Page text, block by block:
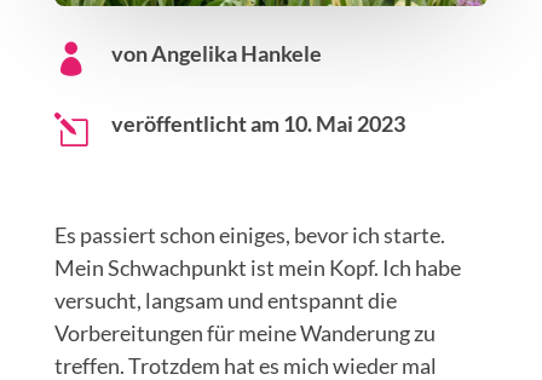
 von Angelika Hankele
l veröffentlicht am 10. Mai 2023
Es passiert schon einiges, bevor ich starte.
Mein Schwachpunkt ist mein Kopf. Ich habe
versucht, langsam und entspannt die
Vorbereitungen für meine Wanderung zu
treffen. Trotzdem hat es mich wieder mal